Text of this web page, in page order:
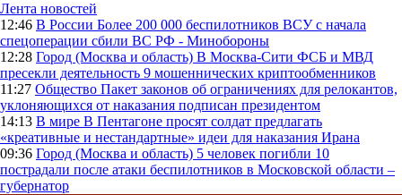
Лента новостей
12:46 В России Более 200 000 беспилотников ВСУ с начала
спецоперации сбили ВС РФ - Минобороны
12:28 Город (Москва и область) В Москва-Сити ФСБ и МВД
пресекли деятельность 9 мошеннических криптообменников
11:27 Общество Пакет законов об ограничениях для релокантов,
уклоняющихся от наказания подписан президентом
14:13 В мире В Пентагоне просят солдат предлагать
«креативные и нестандартные» идеи для наказания Ирана
09:36 Город (Москва и область) 5 человек погибли 10
пострадали после атаки беспилотников в Московской области –
губернатор